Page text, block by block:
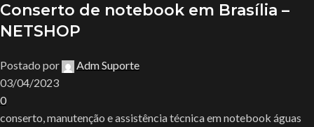
Conserto de notebook em Brasília –
NETSHOP
Postado por
Adm Suporte
03/04/2023
0
conserto, manutenção e assistência técnica em notebook águas